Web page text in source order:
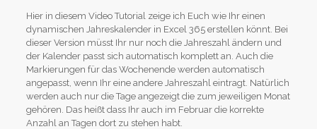
Hier in diesem Video Tutorial zeige ich Euch wie Ihr einen
dynamischen Jahreskalender in Excel 365 erstellen könnt. Bei
dieser Version müsst Ihr nur noch die Jahreszahl ändern und
der Kalender passt sich automatisch komplett an. Auch die
Markierungen für das Wochenende werden automatisch
angepasst, wenn Ihr eine andere Jahreszahl eintragt. Natürlich
werden auch nur die Tage angezeigt die zum jeweiligen Monat
gehören. Das heißt dass Ihr auch im Februar die korrekte
Anzahl an Tagen dort zu stehen habt.